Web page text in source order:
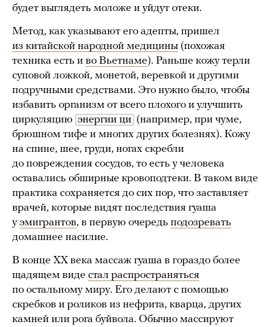
будет выглядеть моложе и уйдут отеки.
Метод, как указывают его адепты, пришел
из китайской народной медицины (похожая
техника есть и во Вьетнаме). Раньше кожу терли
суповой ложкой, монетой, веревкой и другими
подручными средствами. Это нужно было, чтобы
избавить организм от всего плохого и улучшить
циркуляцию энергии ци (например, при чуме,
брюшном тифе и многих других болезнях). Кожу
на спине, шее, груди, ногах скребли
до повреждения сосудов, то есть у человека
оставались обширные кровоподтеки. В таком виде
практика сохраняется до сих пор, что заставляет
врачей, которые видят последствия гуаша
уэмигрантов, в первую очередь подозревать
домашнее насилие.
В конце XX века массаж гуаша в гораздо более
щадящем виде стал распространяться
по остальному миру. Его делают с помощью
скребков и роликов из нефрита, кварца, других
камней или рога буйвола. Обычно массируют